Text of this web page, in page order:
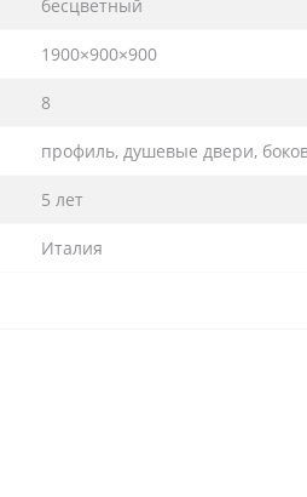
бесцветный
1900×900×900
8
профиль, душевые двери,
5 лет
Италия